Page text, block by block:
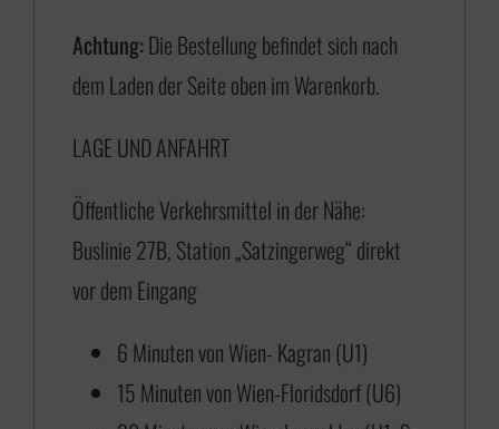
€
7
,
0
b
i
Achtung: Die Bestellung befindet sich nach
dem Laden der Seite oben im Warenkorb.
LAGE UND ANFAHRT
Öffentliche Verkehrsmittel in der Nähe:
Buslinie 27B, Station „Satzingerweg“ direkt
vor dem Eingang
6 Minuten von Wien- Kagran (U1)
15 Minuten von Wien-Floridsdorf (U6)